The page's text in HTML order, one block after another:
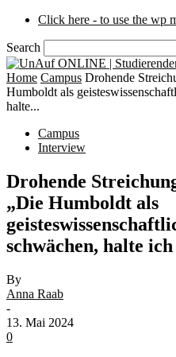
Click here - to use the wp
Search
Home Campus Drohende
Humboldt als
halte...
Campus
Interview
Drohende
„Die Humboldt als
schwächen, halte
By
Anna Raab
-
13. Mai 2024
0